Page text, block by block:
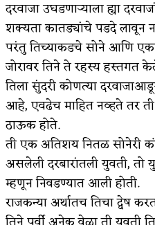
दरवाजा उघडणाऱ्याला ह्या
शक्यता कातड्यांचे पडदे लावून
परंतु तिच्याकडचे सोने आणि एका
जोरावर तिने ते रहस्य हस्तगत
तिला सुंदरी कोणत्या
आहे, एवढेच माहित नव्हते तर
ठाऊक होते.
ती एक अतिशय नितळ सोनेरी
असलेली दरबारांतली युवती, तो
म्हणून निवडण्यात आली होती.
राजकन्या अर्थातच तिचा द्वेष